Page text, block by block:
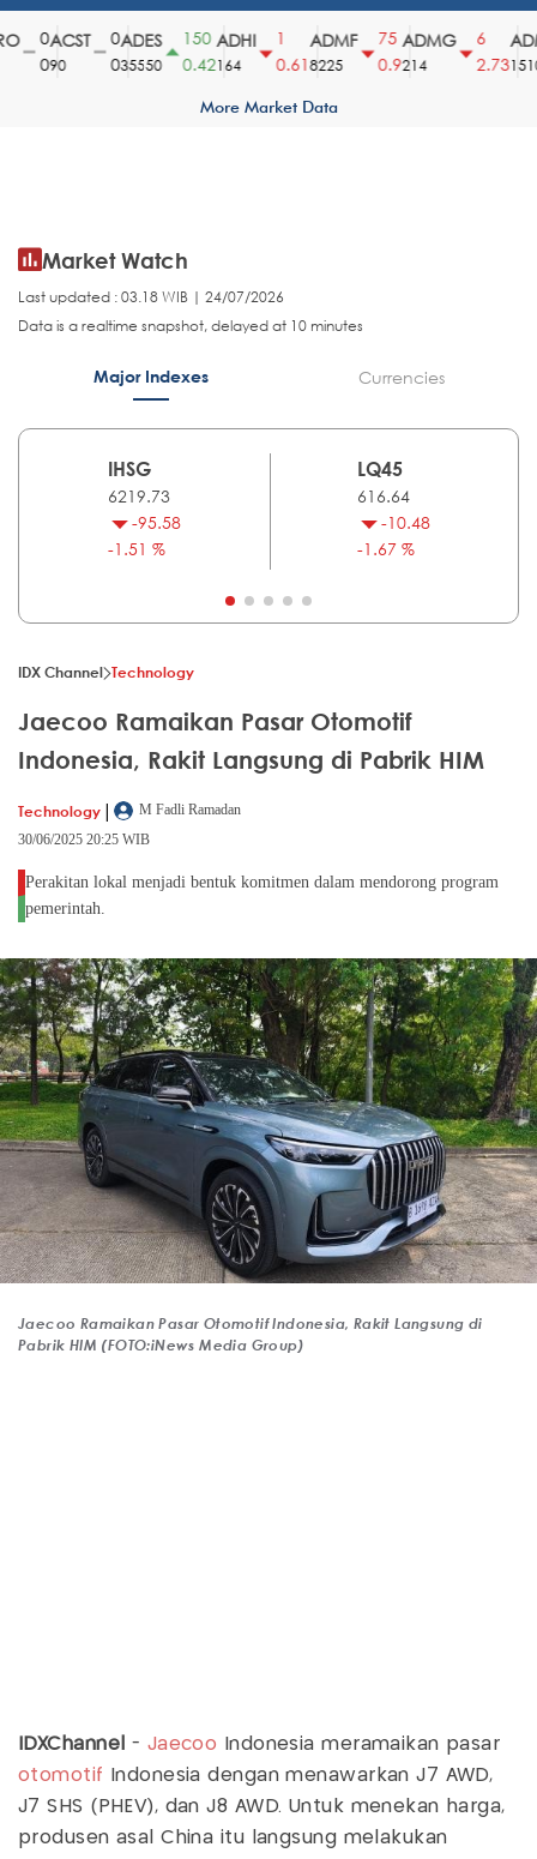
ACST
90
ADES
35550
150
0.42
ADHI
164
0.61
ADMF
8225
75
0.9
ADMG
214
2.731510
More Market Data
Market Watch
Last updated : 03.18 WIB | 24/07/2026
Data is a realtime snapshot, delayed at 10 minutes
Major Indexes Currencies
IHSG
6219.73
-95.58
-1.51 %
LQ45
616.64
-10.48
-1.67 %
IDX Channel Technology
Jaecoo Ramaikan Pasar Otomotif
Indonesia, Rakit Langsung di Pabrik HIM
Technology |
M Fadli Ramadan
30/06/2025 20:25 WIB
Perakitan lokal menjadi bentuk komitmen dalam mendorong program
pemerintah.
Jaecoo Ramaikan Pasar Otomotif Indonesia, Rakit Langsung di
Pabrik HIM (FOTO:iNews Media Group)
IDXChannel - Jaecoo Indonesia meramaikan pasar
otomotif
Indonesia dengan menawarkan J7 AWD,
J7 SHS (PHEV), dan J8 AWD. Untuk menekan harga,
produsen asal China itu langsung melakukan